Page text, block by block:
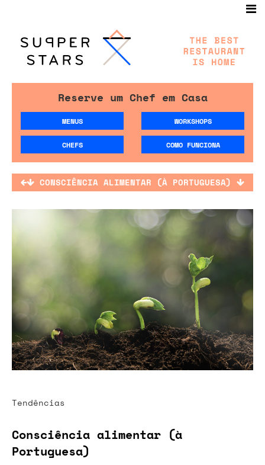
Reserve um Chef em Casa
MENUS WORKSHOPS
CHEFS COMO FUNCIONA
CONSCIÊNCIA ALIMENTAR (À PORTUGUESA)
Tendências
Consciência alimentar (à
Portuguesa)